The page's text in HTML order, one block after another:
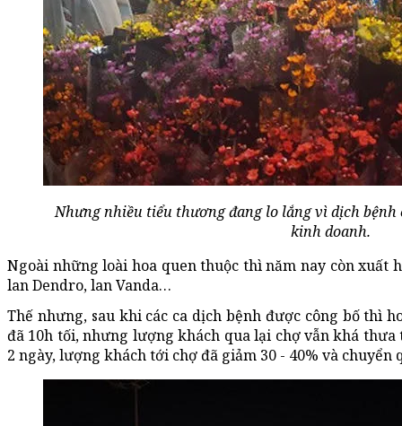
Nhưng nhiều tiểu thương đang lo lắng vì dịch
kinh doanh.
Ngoài những loài hoa quen thuộc thì năm nay còn xuất
lan Dendro, lan Vanda…
Thế nhưng, sau khi các ca dịch bệnh được công bố thì
đã 10h tối, nhưng lượng khách qua lại chợ vẫn khá
2 ngày, lượng khách tới chợ đã giảm 30 - 40% và chuyển